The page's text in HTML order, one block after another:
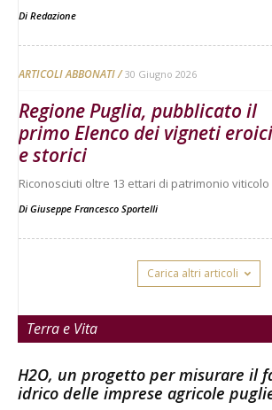
Di Redazione
ARTICOLI ABBONATI 30 Giugno 2026
Regione Puglia, pubblicato il
primo Elenco dei vigneti eroici
e storici
Riconosciuti oltre 13 ettari di patrimonio
Di Giuseppe Francesco Sportelli
Carica altri articoli
Terra e Vita
Latte, tra caldo e prezzi in calo gli
sono sotto pressione